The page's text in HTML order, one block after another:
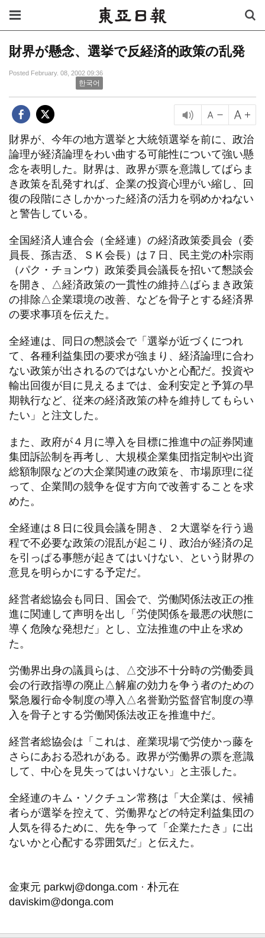
財界が懸念、選挙で反経済的政策の乱発
Posted February. 08, 2002 09:36
한국어
財界が、今年の地方選挙と大統領選挙を前に、政治
論理が経済論理をわい曲する可能性について強い懸
念を表明した。財界は、政界が票を意識してばらま
き政策を乱発すれば、企業の投資心理がい縮し、回
復の段階にさしかかった経済の活力を弱めかねない
と警告している。
全国経済人連合会（全経連）の経済政策委員会（委
員長、孫吉丞、ＳＫ会長）は７日、民主党の朴宗雨
（パク・チョンウ）政策委員会議長を招いて懇談会
を開き、△経済政策の一貫性の維持△ばらまき政策
の排除△企業環境の改善、などを骨子とする経済界
の要求事項を伝えた。
全経連は、同日の懇談会で「選挙が近づくにつれ
て、各種利益集団の要求が強まり、経済論理に合わ
ない政策が出されるのではないかと心配だ。投資や
輸出回復が目に見えるまでは、金利安定と予算の早
期執行など、従来の経済政策の枠を維持してもらい
たい」と注文した。
また、政府が４月に導入を目標に推進中の証券関連
集団訴訟制を再考し、大規模企業集団指定制や出資
総額制限などの大企業関連の政策を、市場原理に従
って、企業間の競争を促す方向で改善することを求
めた。
全経連は８日に役員会議を開き、２大選挙を行う過
程で不必要な政策の混乱が起こり、政治が経済の足
を引っぱる事態が起きてはいけない、という財界の
意見を明らかにする予定だ。
経営者総協会も同日、国会で、労働関係法改正の推
進に関連して声明を出し「労使関係を最悪の状態に
導く危険な発想だ」とし、立法推進の中止を求め
た。
労働界出身の議員らは、△交渉不十分時の労働委員
会の行政指導の廃止△解雇の効力を争う者のための
緊急履行命令制度の導入△名誉勤労監督官制度の導
入を骨子とする労働関係法改正を推進中だ。
経営者総協会は「これは、産業現場で労使かっ藤を
さらにあおる恐れがある。政界が労働界の票を意識
して、中心を見失ってはいけない」と主張した。
全経連のキム・ソクチュン常務は「大企業は、候補
者らが選挙を控えて、労働界などの特定利益集団の
人気を得るために、先を争って「企業たたき」に出
ないかと心配する雰囲気だ」と伝えた。
金東元 parkwj@donga.com · 朴元在
daviskim@donga.com